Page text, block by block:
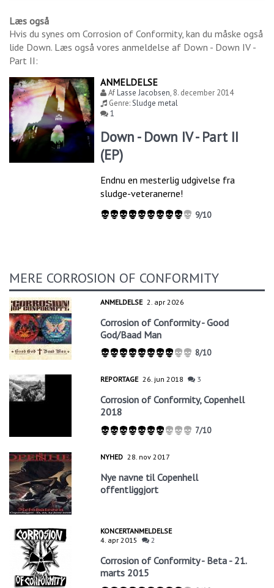
Læs også
Hvis du synes om Corrosion of Conformity, kan du måske også
lide Down. Læs også vores anmeldelse af Down - Down IV -
Part II :
ANMELDELSE
AfLasse Jacobsen, 8. december 2014
Genre:Sludge metal
1
Down - Down IV - Part II
(EP)
Endnu en mesterlig udgivelse fra
sludge-veteranerne!
9/10
MERE CORROSION OF CONFORMITY
ANMELDELSE 2. apr 2026
Corrosion of Conformity - Good
God/Baad Man
8/10
REPORTAGE 26. jun 2018 3
Corrosion of Conformity, Copenhell
2018
7/10
NYHED 28. nov 2017
Nye navne til Copenhell
offentliggjort
KONCERTANMELDELSE
4. apr 2015
2
Corrosion of Conformity - Beta - 21.
marts 2015